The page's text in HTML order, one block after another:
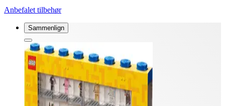
Anbefalet tilbehør
Sammenlign